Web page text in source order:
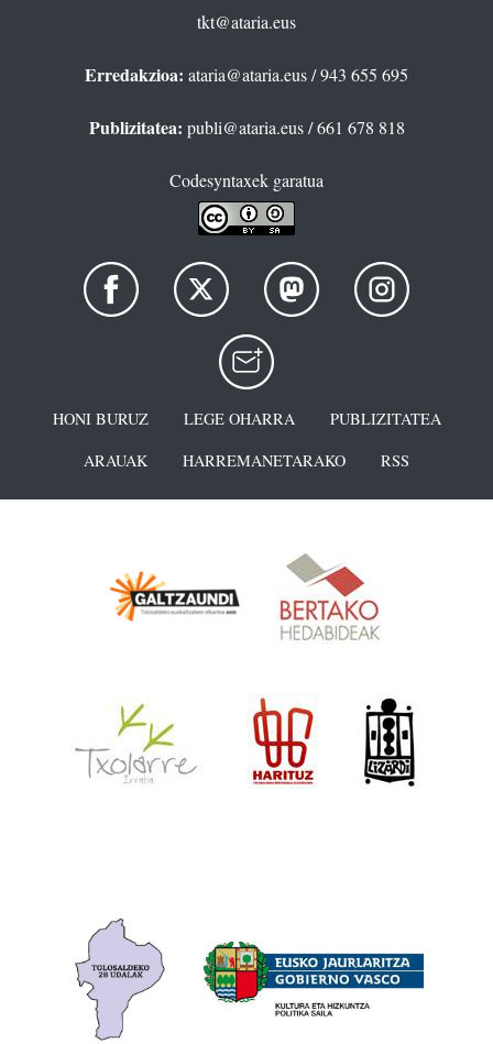
tkt@ataria.eus
Erredakzioa: ataria@ataria.eus/ 943 655 695
Publizitatea: publi@ataria.eus/ 661 678 818
Codesyntaxek garatua
HONI BURUZ LEGE OHARRA
PUBLIZITATEA
ARAUAK
HARREMANETARAKO RSS